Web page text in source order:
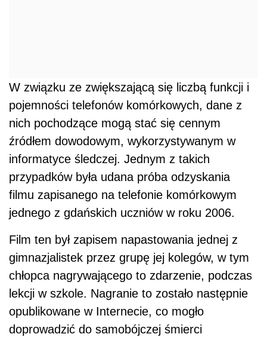
W związku ze zwiększającą się liczbą funkcji i
pojemności telefonów komórkowych, dane z
nich pochodzące mogą stać się cennym
źródłem dowodowym, wykorzystywanym w
informatyce śledczej. Jednym z takich
przypadków była udana próba odzyskania
filmu zapisanego na telefonie komórkowym
jednego z gdańskich uczniów w roku 2006.
Film ten był zapisem napastowania jednej z
gimnazjalistek przez grupę jej kolegów, w tym
chłopca nagrywającego to zdarzenie, podczas
lekcji w szkole. Nagranie to zostało następnie
opublikowane w Internecie, co mogło
doprowadzić do samobójczej śmierci